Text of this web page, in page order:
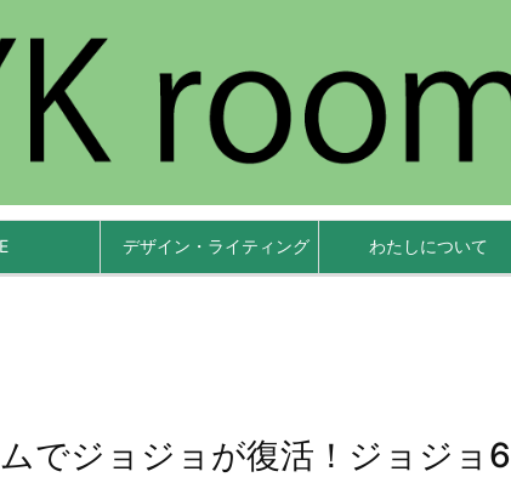
デザイン・ライティング わたしについて
でジョジョが復活！ジョジョ6